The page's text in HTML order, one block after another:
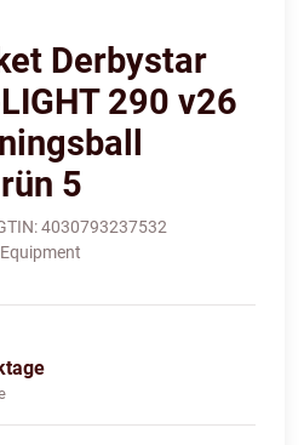
Derbystar
290 v26
5
4030793237532
Equipment